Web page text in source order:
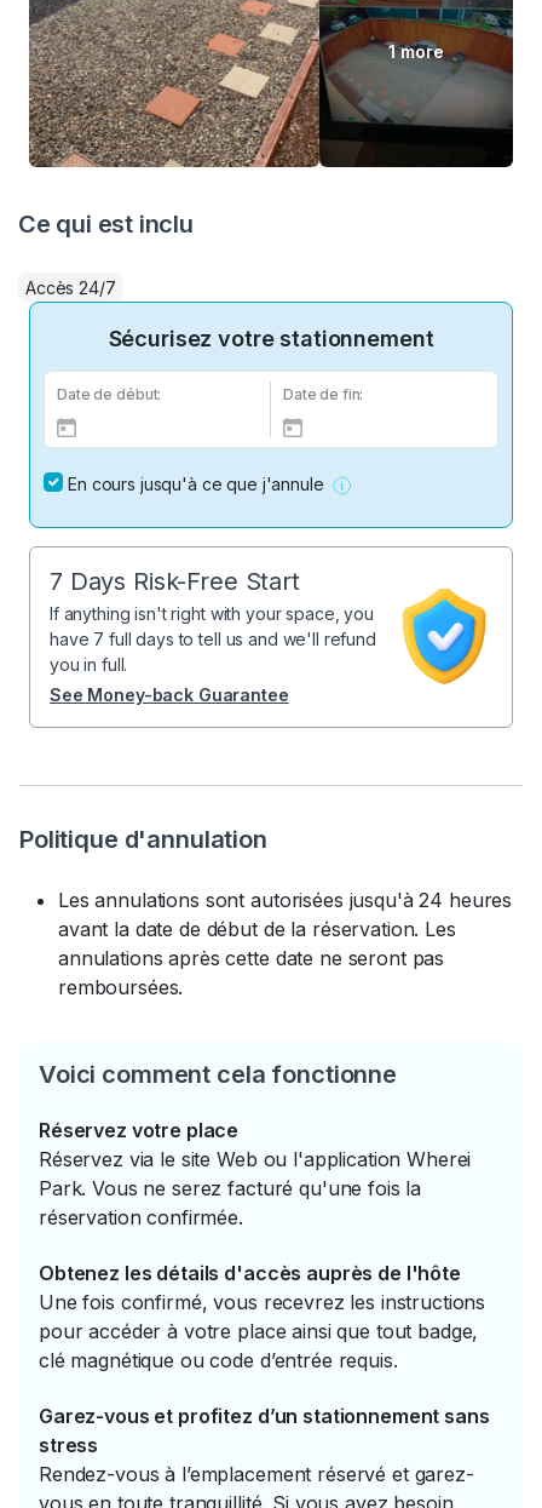
1 more
Politique d'annulation
Les annulations sont autorisées jusqu'à 24 heures
avant la date de début de la réservation. Les
annulations après cette date ne seront pas
remboursées.
Voici comment cela fonctionne
Réservez votre place
Réservez via le site Web ou l'application Wherei
Park. Vous ne serez facturé qu'une fois la
réservation confirmée.
Obtenez les détails d'accès auprès de l'hôte
Une fois confirmé, vous recevrez les instructions
pour accéder à votre place ainsi que tout badge,
clé magnétique ou code d’entrée requis.
Garez-vous et profitez d’un stationnement sans
stress
Rendez-vous à l’emplacement réservé et garez-
Ce qui est inclu
Accès 24/7
Sécurisez votre stationnement
Date de début: Date de fin:
En cours jusqu'à ce que j'annule
7 Days Risk-Free Start
If anything isn't right with your space, you
have 7 full days to tell us and we'll refund
you in full.
See Money-back Guarantee